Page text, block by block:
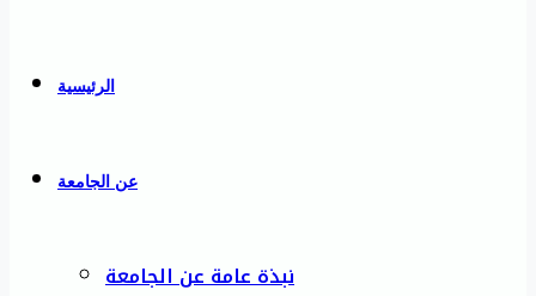
الرئيسية
عن الجامعة
نبذة عامة عن الجامعة